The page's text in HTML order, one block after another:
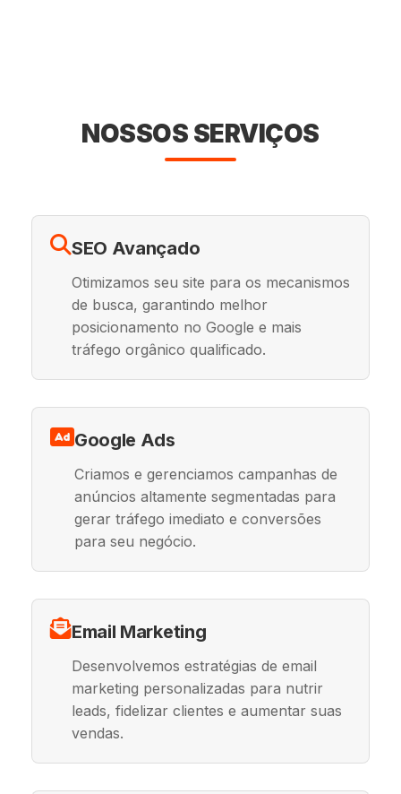
NOSSOS SERVIÇOS
SEO Avançado
Otimizamos seu site para os mecanismos
de busca, garantindo melhor
posicionamento no Google e mais
tráfego orgânico qualificado.
Google Ads
Criamos e gerenciamos campanhas de
anúncios altamente segmentadas para
gerar tráfego imediato e conversões
para seu negócio.
Email Marketing
Desenvolvemos estratégias de email
marketing personalizadas para nutrir
leads, fidelizar clientes e aumentar suas
vendas.